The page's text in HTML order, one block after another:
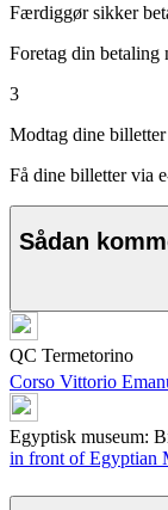
Færdiggør sikker
Foretag din betaling
3
Modtag dine billetter
Få dine billetter via
Sådan
QC Termetorino
Corso Vittorio
Egyptisk museum:
in front of Egyptian